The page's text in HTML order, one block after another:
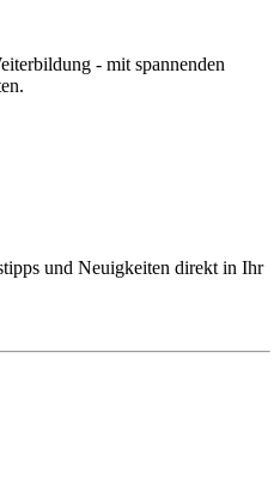
- mit spannenden
und Neuigkeiten direkt in Ihr